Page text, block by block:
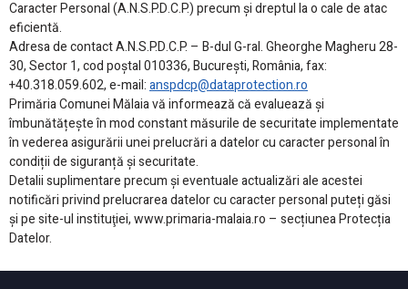
Caracter Personal (A.N.S.P.D.C.P.) precum și dreptul la o cale de atac
eficientă.
Adresa de contact A.N.S.P.D.C.P. – B-dul G-ral. Gheorghe Magheru 28-
30, Sector 1, cod poștal 010336, București, România, fax:
+40.318.059.602, e-mail:anspdcp@dataprotection.ro
Primăria Comunei Mălaia vă informează că evaluează și
îmbunătățește în mod constant măsurile de securitate implementate
în vederea asigurării unei prelucrări a datelor cu caracter personal în
condiții de siguranță și securitate.
Detalii suplimentare precum și eventuale actualizări ale acestei
notificări privind prelucrarea datelor cu caracter personal puteți găsi
și pe site-ul instituţiei, www.primaria-malaia.ro – secțiunea Protecția
Datelor.